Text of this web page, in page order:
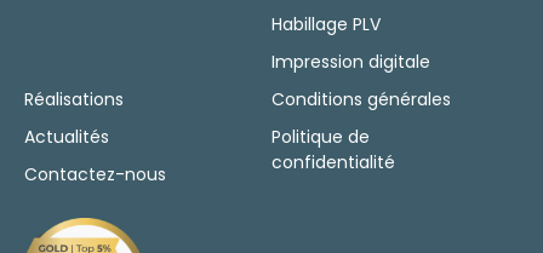
Habillage PLV
Impression digitale
Réalisations
Actualités
Contactez-nous
Conditions générales
Politique de
confidentialité